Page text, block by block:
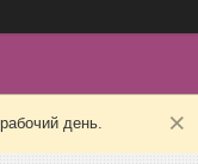
день.